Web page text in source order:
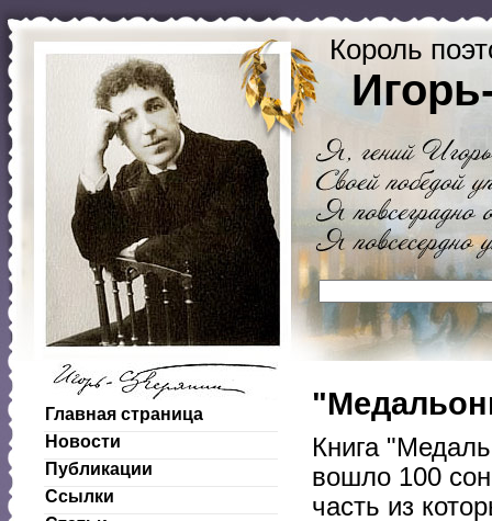
Король
Главная страница
Новости
Публикации
Ссылки
Книга
вошло 100
часть из